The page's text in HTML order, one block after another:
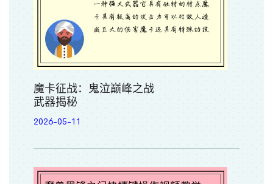
魔卡征战：鬼泣巅峰之战
武器揭秘
2026-05-11